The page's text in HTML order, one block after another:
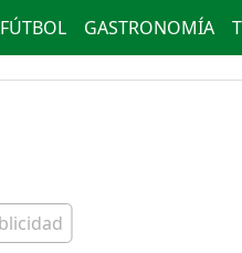
FÚTBOL GASTRONOMÍA